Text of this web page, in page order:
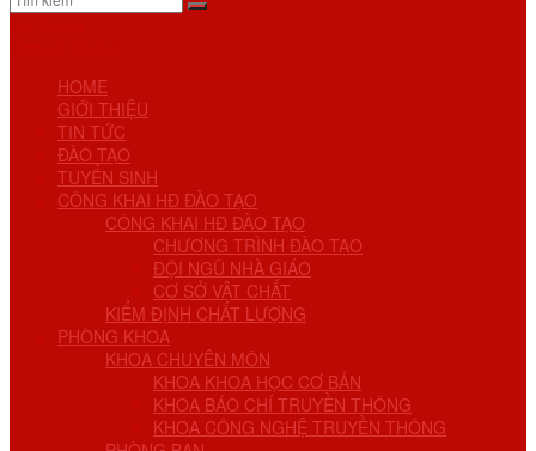
HOME
GIỚI THIỆU
TIN TỨC
ĐÀO TẠO
TUYỂN SINH
CÔNG KHAI HĐ ĐÀO TẠO
CÔNG KHAI HĐ ĐÀO TẠO
CHƯƠNG TRÌNH ĐÀO TẠO
ĐỘI NGŨ NHÀ GIÁO
CƠ SỞ VẬT CHẤT
KIỂM ĐỊNH CHẤT LƯỢNG
PHÒNG KHOA
KHOA CHUYÊN MÔN
KHOA KHOA HỌC CƠ BẢN
KHOA BÁO CHÍ TRUYỀN THÔNG
KHOA CÔNG NGHỆ TRUYỀN THÔNG